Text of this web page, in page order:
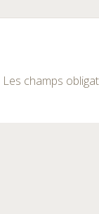
Les champs